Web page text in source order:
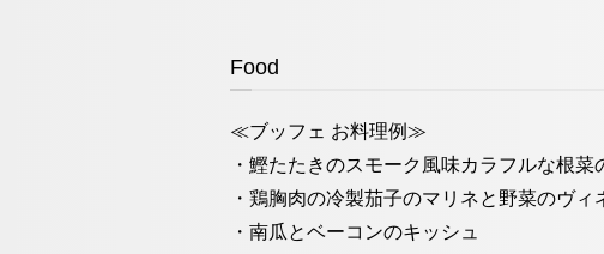
Food
≪ブッフェ お料理例≫
・鰹たたきのスモーク⾵味カラフルな根
・鶏胸⾁の冷製茄⼦のマリネと野菜のヴィ
・南⽠とベーコンのキッシュ